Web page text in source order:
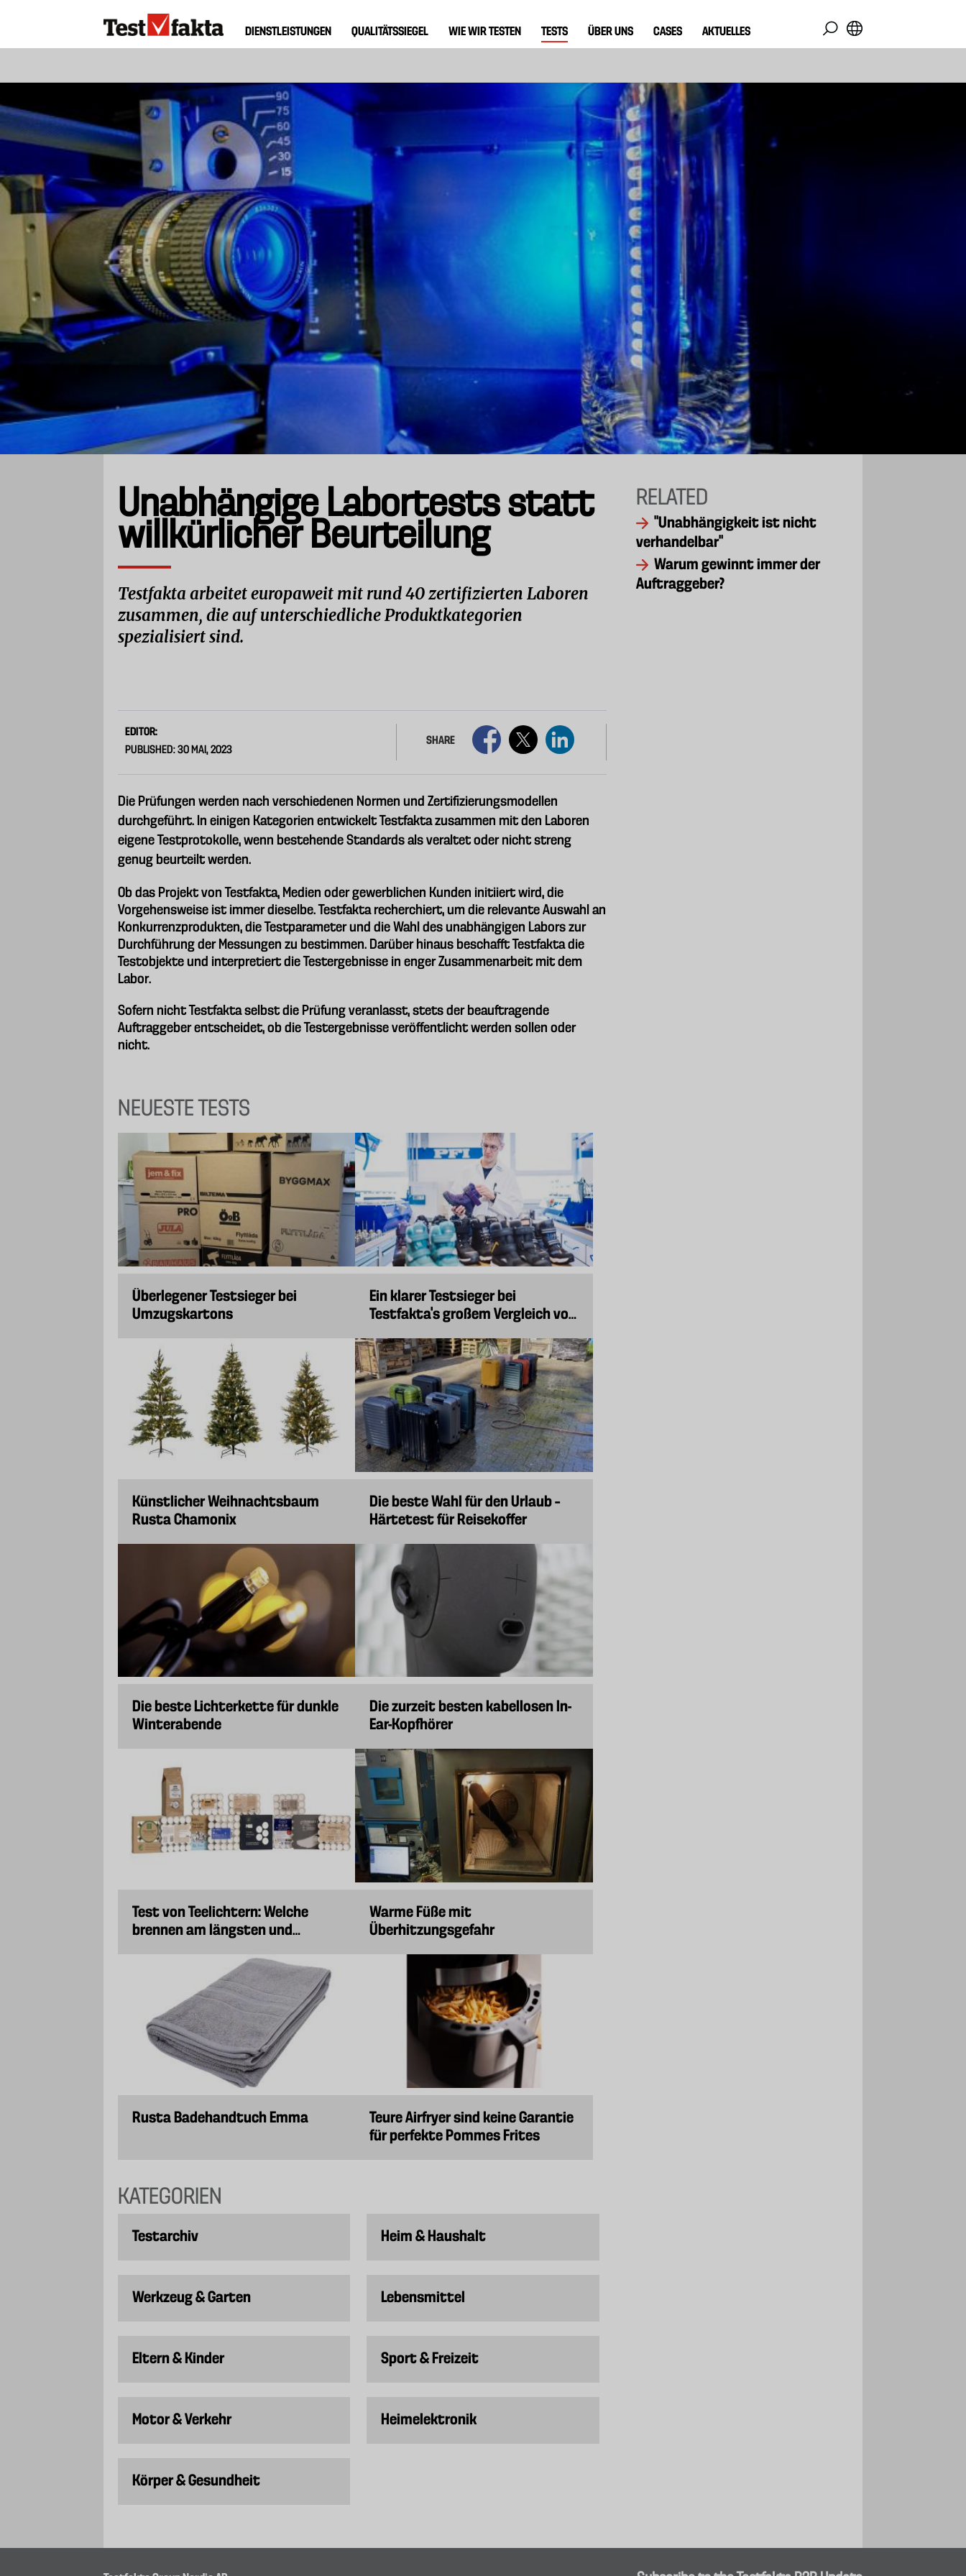
ny
DIENSTLEISTUNGEN QUALITÄTSSIEGEL WIE WIR TESTEN TESTS ÜBER UNS CASES AKTUELLES
Unabhängige Labortests statt
willkürlicher Beurteilung
Testfakta arbeitet europaweit mit rund 40 zertifizierten Laboren
zusammen, die auf unterschiedliche Produktkategorien
spezialisiert sind.
EDITOR:
PUBLISHED: 30 MAI, 2023
SHARE
Die Prüfungen werden nach verschiedenen Normen und Zertifizierungsmodellen
durchgeführt. In einigen Kategorien entwickelt Testfakta zusammen mit den Laboren
eigene Testprotokolle, wenn bestehende Standards als veraltet oder nicht streng
genug beurteilt werden.
Ob das Projekt von Testfakta, Medien oder gewerblichen Kunden initiiert wird, die
Vorgehensweise ist immer dieselbe. Testfakta recherchiert, um die relevante Auswahl an
Konkurrenzprodukten, die Testparameter und die Wahl des unabhängigen Labors zur
Durchführung der Messungen zu bestimmen. Darüber hinaus beschafft Testfakta die
Testobjekte und interpretiert die Testergebnisse in enger Zusammenarbeit mit dem
Labor.
Sofern nicht Testfakta selbst die Prüfung veranlasst, stets der beauftragende
Auftraggeber entscheidet, ob die Testergebnisse veröffentlicht werden sollen oder
nicht.
NEUESTE TESTS
Überlegener Testsieger bei
Umzugskartons
Ein klarer Testsieger bei
Testfakta's großem Vergleich von
Künstlicher Weihnachtsbaum
Rusta Chamonix
Die beste Wahl für den Urlaub –
Härtetest für Reisekoffer
Die beste Lichterkette für dunkle
Winterabende
Die zurzeit besten kabellosen In-
Ear-Kopfhörer
Test von Teelichtern: Welche
brennen am längsten und
Warme Füße mit
Überhitzungsgefahr
Rusta Badehandtuch Emma
Teure Airfryer sind keine Garantie
für perfekte Pommes Frites
KATEGORIEN
Testarchiv Heim & Haushalt
Werkzeug & Garten Lebensmittel
Eltern & Kinder Sport & Freizeit
Motor & Verkehr Heimelektronik
Körper & Gesundheit
RELATED
"Unabhängigkeit ist nicht
verhandelbar"
Warum gewinnt immer der
Auftraggeber?